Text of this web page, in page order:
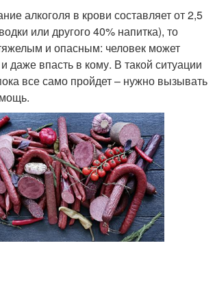
алкоголя в крови составляет от 2,5
или другого 40% напитка), то
и опасным: человек может
даже впасть в кому. В такой ситуации
все само пройдет – нужно вызывать